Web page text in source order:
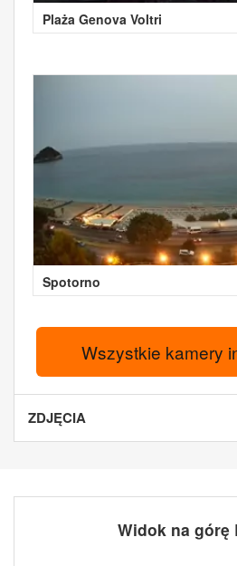
Plaża Genova Voltri
Spotorno
Wszystkie kamery
ZDJĘCIA
Widok na górę